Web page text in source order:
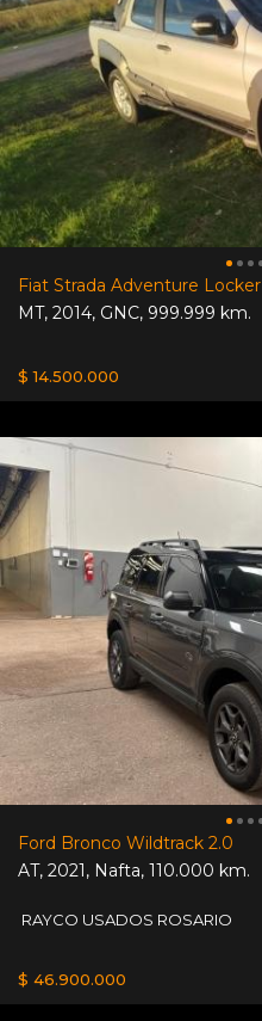
Fiat Strada Adventure Locker
MT, 2014, GNC, 999.999 km.
$ 14.500.000
Ford Bronco Wildtrack 2.0
AT, 2021, Nafta, 110.000 km.
RAYCO USADOS ROSARIO
$ 46.900.000